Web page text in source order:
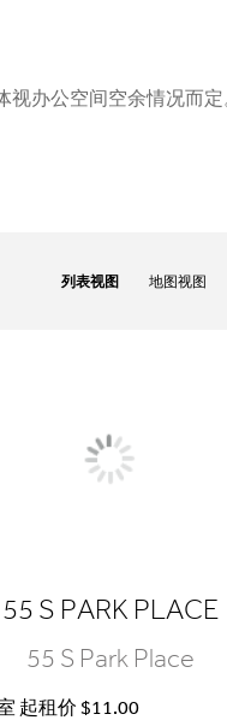
办公空间空余情况而定
列表视图 地图视图
55 S PARK PLACE
55 S Park Place
起租价 $11.00